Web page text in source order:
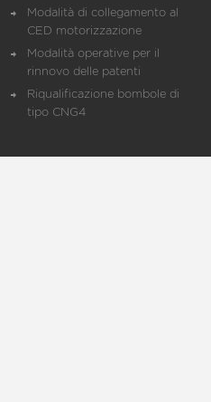
Modalità di collegamento al
CED motorizzazione
Modalità operative per il
rinnovo delle patenti
Riqualificazione bombole di
tipo CNG4